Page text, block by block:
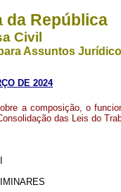
da República
Civil
Assuntos
DE 2024
a composição, o
das Leis do